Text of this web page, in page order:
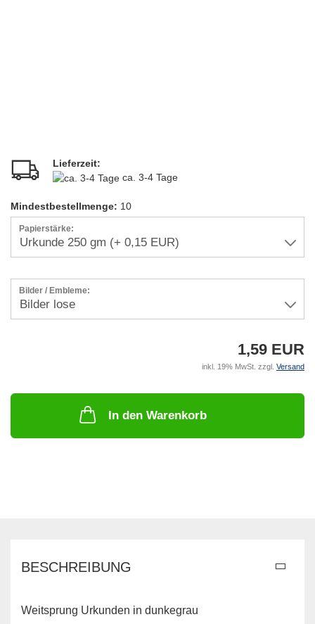
Lieferzeit:
ca. 3-4 Tage
Mindestbestellmenge: 10
Papierstärke:
Bilder / Embleme:
1,59 EUR
inkl. 19% MwSt. zzgl. Versand
In den Warenkorb
BESCHREIBUNG
Weitsprung Urkunden in dunkegrau